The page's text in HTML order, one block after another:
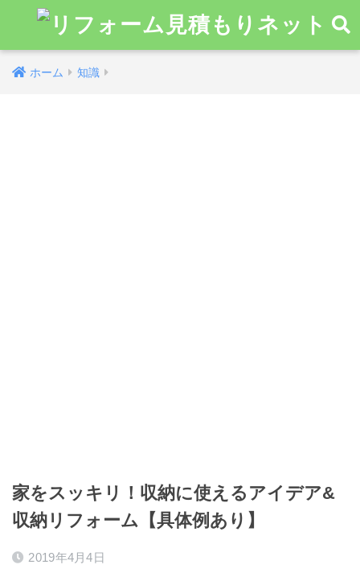
ホーム 知識
家をスッキリ！収納に使えるアイデア&
収納リフォーム【具体例あり】
2019年4月4日